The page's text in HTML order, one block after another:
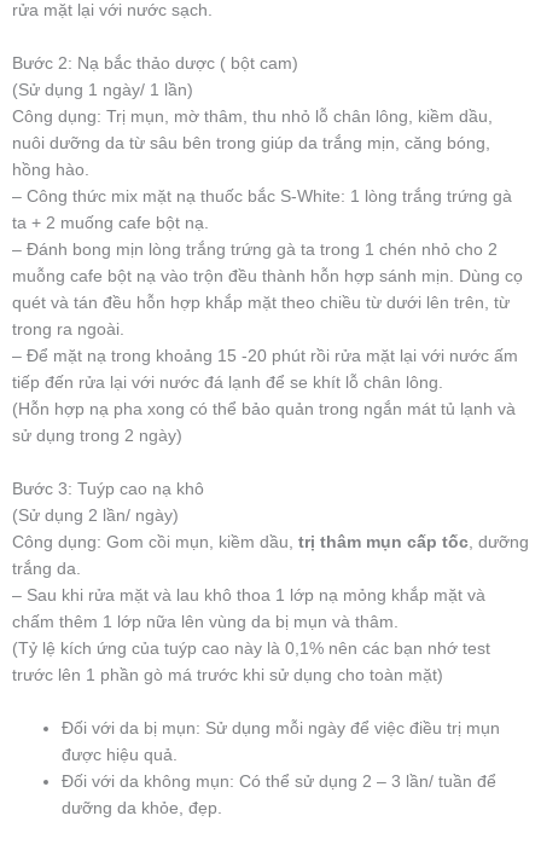
rửa mặt lại với nước sạch.
Bước 2: Nạ bắc thảo dược ( bột cam)
(Sử dụng 1 ngày/ 1 lần)
Công dụng: Trị mụn, mờ thâm, thu nhỏ lỗ chân lông, kiềm dầu,
nuôi dưỡng da từ sâu bên trong giúp da trắng mịn, căng bóng,
hồng hào.
– Công thức mix mặt nạ thuốc bắc S-White: 1 lòng trắng trứng gà
ta + 2 muống cafe bột nạ.
– Đánh bong mịn lòng trắng trứng gà ta trong 1 chén nhỏ cho 2
muỗng cafe bột nạ vào trộn đều thành hỗn hợp sánh mịn. Dùng cọ
quét và tán đều hỗn hợp khắp mặt theo chiều từ dưới lên trên, từ
trong ra ngoài.
– Để mặt nạ trong khoảng 15 -20 phút rồi rửa mặt lại với nước ấm
tiếp đến rửa lại với nước đá lạnh để se khít lỗ chân lông.
(Hỗn hợp nạ pha xong có thể bảo quản trong ngắn mát tủ lạnh và
sử dụng trong 2 ngày)
Bước 3: Tuýp cao nạ khô
(Sử dụng 2 lần/ ngày)
Công dụng: Gom cồi mụn, kiềm dầu, trị thâm mụn cấp tốc , dưỡng
trắng da.
– Sau khi rửa mặt và lau khô thoa 1 lớp nạ mỏng khắp mặt và
chấm thêm 1 lớp nữa lên vùng da bị mụn và thâm.
(Tỷ lệ kích ứng của tuýp cao này là 0,1% nên các bạn nhớ test
trước lên 1 phần gò má trước khi sử dụng cho toàn mặt)
Đối với da bị mụn: Sử dụng mỗi ngày để việc điều trị mụn
được hiệu quả.
Đối với da không mụn: Có thể sử dụng 2 – 3 lần/ tuần để
dưỡng da khỏe, đẹp.